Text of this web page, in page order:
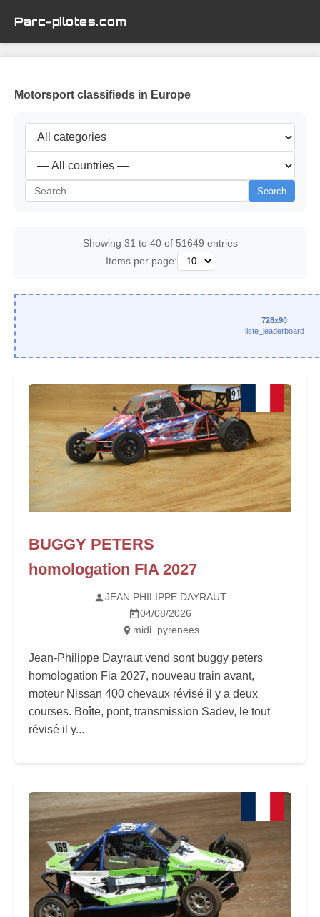
Parc-pilotes.com
Motorsport classifieds in Europe
Search
Showing 31 to 40 of 51649 entries
Items per page:
728x90
liste_leaderboard
BUGGY PETERS
homologation FIA 2027
JEAN PHILIPPE DAYRAUT
04/08/2026
midi_pyrenees
Jean-Philippe Dayraut vend sont buggy peters
homologation Fia 2027, nouveau train avant,
moteur Nissan 400 chevaux révisé il y a deux
courses. Boîte, pont, transmission Sadev, le tout
révisé il y...